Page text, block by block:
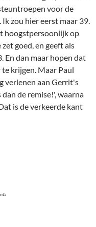
de remise!', waarna
is de verkeerde kant
Deze zet totaal niet